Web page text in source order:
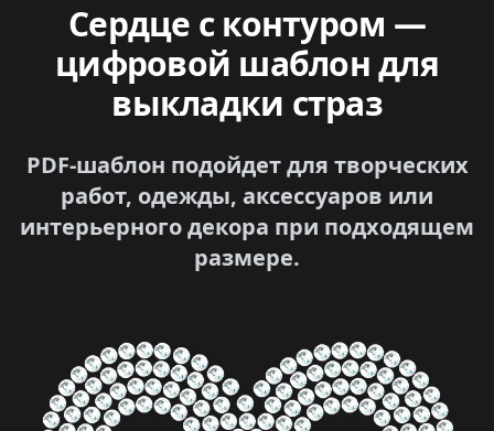
Сердце с контуром —
цифровой шаблон для
выкладки страз
PDF-шаблон подойдет для творческих
работ, одежды, аксессуаров или
интерьерного декора при подходящем
размере.